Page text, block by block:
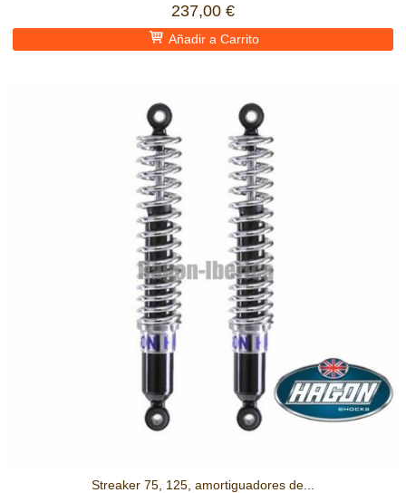
237,00 €
Añadir a Carrito
Streaker 75, 125, amortiguadores de...